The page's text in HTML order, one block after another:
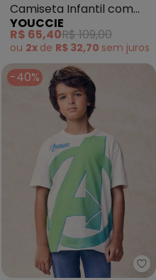
Camiseta Infantil com
Estampa Frontal
(Branco)
YOUCCIE
R$ 65,40R$ 109,00
ou 2x de R$ 32,70 sem juros
Kids - Camiseta High
-40%